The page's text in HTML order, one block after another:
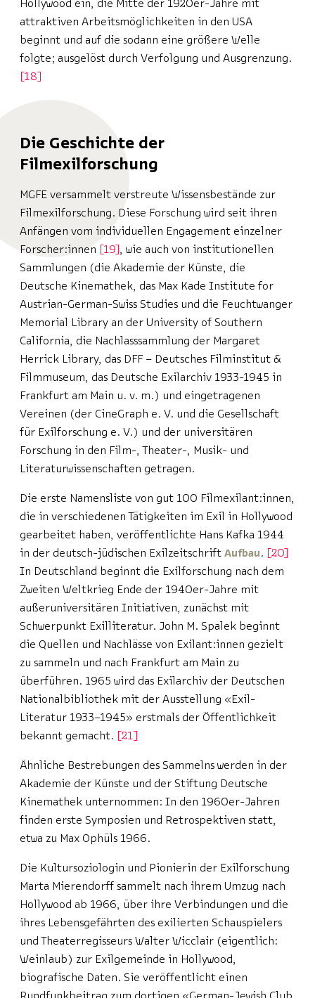
Hollywood ein, die Mitte der 1920er-Jahre mit
attraktiven Arbeitsmöglichkeiten in den USA
beginnt und auf die sodann eine größere Welle
folgte; ausgelöst durch Verfolgung und Ausgrenzung.
18
Die Geschichte der
Filmexilforschung
MGFE versammelt verstreute Wissensbestände zur
Filmexilforschung. Diese Forschung wird seit ihren
Anfängen vom individuellen Engagement einzelner
Forscher:innen
19 , wie auch von institutionellen
Sammlungen (die Akademie der Künste, die
Deutsche Kinemathek, das Max Kade Institute for
Austrian-German-Swiss Studies und die Feuchtwanger
Memorial Library an der University of Southern
California, die Nachlasssammlung der Margaret
Herrick Library, das DFF – Deutsches Filminstitut &
Filmmuseum, das Deutsche Exilarchiv 1933-1945 in
Frankfurt am Main u. v. m.) und eingetragenen
Vereinen (der CineGraph e. V. und die Gesellschaft
für Exilforschung e. V.) und der universitären
Forschung in den Film-, Theater-, Musik- und
Literaturwissenschaften getragen.
Die erste Namensliste von gut 100 Filmexilant:innen,
die in verschiedenen Tätigkeiten im Exil in Hollywood
gearbeitet haben, veröffentlichte Hans Kafka 1944
in der deutsch-jüdischen Exilzeitschrift Aufbau.
20
In Deutschland beginnt die Exilforschung nach dem
Zweiten Weltkrieg Ende der 1940er-Jahre mit
außeruniversitären Initiativen, zunächst mit
Schwerpunkt Exilliteratur. John M. Spalek beginnt
die Quellen und Nachlässe von Exilant:innen gezielt
zu sammeln und nach Frankfurt am Main zu
überführen. 1965 wird das Exilarchiv der Deutschen
Nationalbibliothek mit der Ausstellung «Exil-
Literatur 1933–1945» erstmals der Öffentlichkeit
bekannt gemacht.
21
Ähnliche Bestrebungen des Sammelns werden in der
Akademie der Künste und der Stiftung Deutsche
Kinemathek unternommen: In den 1960er-Jahren
finden erste Symposien und Retrospektiven statt,
etwa zu Max Ophüls 1966.
Die Kultursoziologin und Pionierin der Exilforschung
Marta Mierendorff sammelt nach ihrem Umzug nach
Hollywood ab 1966, über ihre Verbindungen und die
ihres Lebensgefährten des exilierten Schauspielers
und Theaterregisseurs Walter Wicclair (eigentlich:
Weinlaub) zur Exilgemeinde in Hollywood,
biografische Daten. Sie veröffentlicht einen